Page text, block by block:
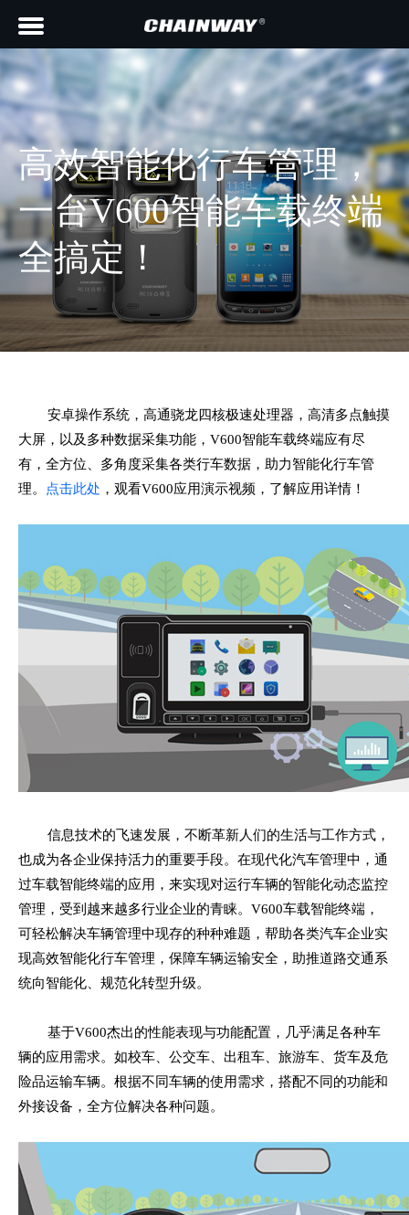
高效智能化行车管理，
一台V600智能车载终端
全搞定！
安卓操作系统，高通骁龙四核极速处理器，高清多点触摸
大屏，以及多种数据采集功能，V600智能车载终端应有尽
有，全方位、多角度采集各类行车数据，助力智能化行车管
理。
点击此处 ，观看V600应用演示视频，了解应用详情！
信息技术的飞速发展，不断革新人们的生活与工作方式，
也成为各企业保持活力的重要手段。在现代化汽车管理中，通
过车载智能终端的应用，来实现对运行车辆的智能化动态监控
管理，受到越来越多行业企业的青睐。V600车载智能终端，
可轻松解决车辆管理中现存的种种难题，帮助各类汽车企业实
现高效智能化行车管理，保障车辆运输安全，助推道路交通系
统向智能化、规范化转型升级。
基于V600杰出的性能表现与功能配置，几乎满足各种车
辆的应用需求。如校车、公交车、出租车、旅游车、货车及危
险品运输车辆。根据不同车辆的使用需求，搭配不同的功能和
外接设备，全方位解决各种问题。